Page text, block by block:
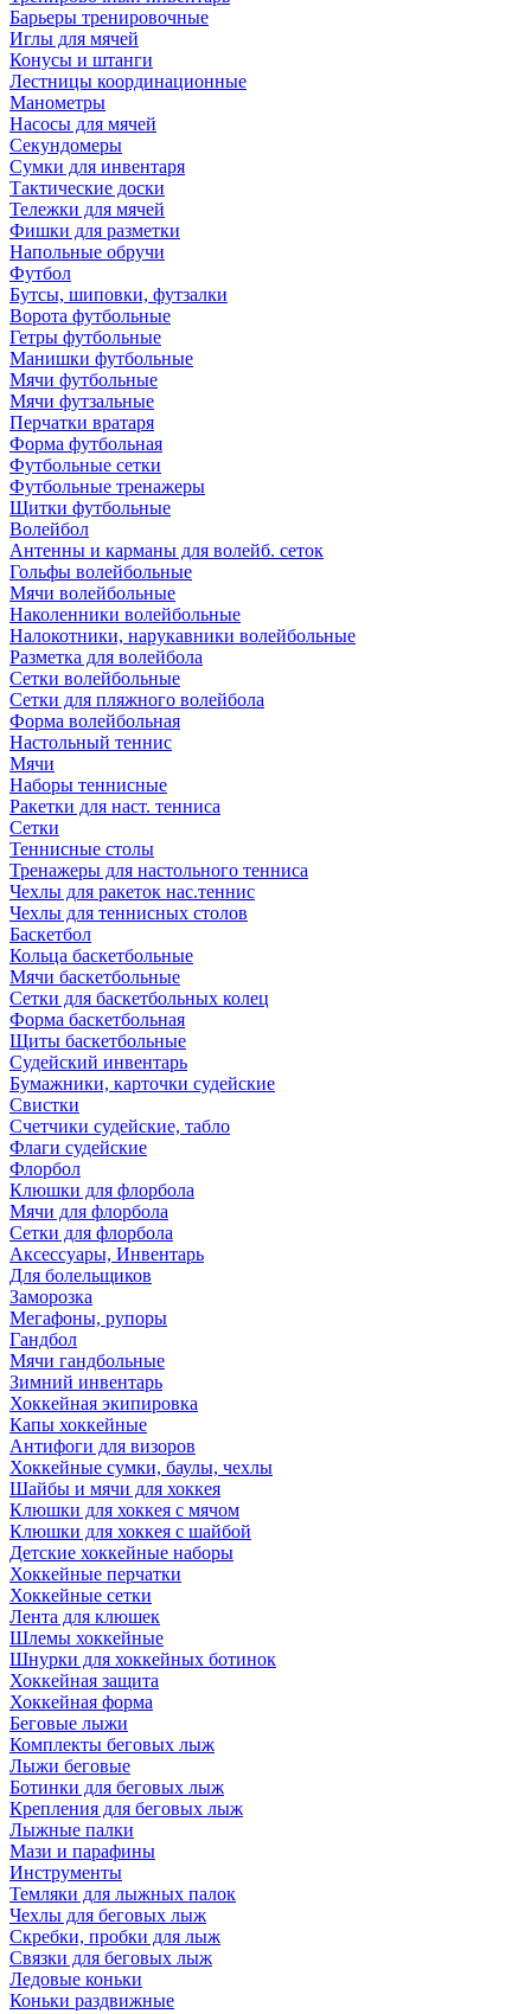
Барьеры тренировочные
Иглы для мячей
Конусы и штанги
Лестницы координационные
Манометры
Насосы для мячей
Секундомеры
Сумки для инвентаря
Тактические доски
Тележки для мячей
Фишки для разметки
Напольные обручи
Футбол
Бутсы, шиповки, футзалки
Ворота футбольные
Гетры футбольные
Манишки футбольные
Мячи футбольные
Мячи футзальные
Перчатки вратаря
Форма футбольная
Футбольные сетки
Футбольные тренажеры
Щитки футбольные
Волейбол
Антенны и карманы для волейб. сеток
Гольфы волейбольные
Мячи волейбольные
Наколенники волейбольные
Налокотники, нарукавники волейбольные
Разметка для волейбола
Сетки волейбольные
Сетки для пляжного волейбола
Форма волейбольная
Настольный теннис
Мячи
Наборы теннисные
Ракетки для наст. тенниса
Сетки
Теннисные столы
Тренажеры для настольного тенниса
Чехлы для ракеток нас.теннис
Чехлы для теннисных столов
Баскетбол
Кольца баскетбольные
Мячи баскетбольные
Сетки для баскетбольных колец
Форма баскетбольная
Щиты баскетбольные
Судейский инвентарь
Бумажники, карточки судейские
Свистки
Счетчики судейские, табло
Флаги судейские
Флорбол
Клюшки для флорбола
Мячи для флорбола
Сетки для флорбола
Аксессуары, Инвентарь
Для болельщиков
Заморозка
Мегафоны, рупоры
Гандбол
Мячи гандбольные
Зимний инвентарь
Хоккейная экипировка
Капы хоккейные
Антифоги для визоров
Хоккейные сумки, баулы, чехлы
Шайбы и мячи для хоккея
Клюшки для хоккея с мячом
Клюшки для хоккея с шайбой
Детские хоккейные наборы
Хоккейные перчатки
Хоккейные сетки
Лента для клюшек
Шлемы хоккейные
Шнурки для хоккейных ботинок
Хоккейная защита
Хоккейная форма
Беговые лыжи
Комплекты беговых лыж
Лыжи беговые
Ботинки для беговых лыж
Крепления для беговых лыж
Лыжные палки
Мази и парафины
Инструменты
Темляки для лыжных палок
Чехлы для беговых лыж
Скребки, пробки для лыж
Связки для беговых лыж
Ледовые коньки
Коньки раздвижные